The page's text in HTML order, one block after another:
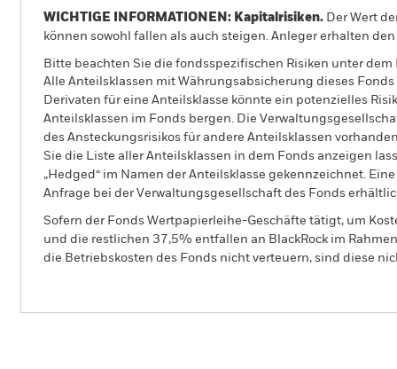
WICHTIGE INFORMATIONEN: Kapitalrisiken. Der Wert
können sowohl fallen als auch steigen. Anleger erhalten
Bitte beachten Sie die fondsspezifischen Risiken unter dem
Alle Anteilsklassen mit Währungsabsicherung dieses
Derivaten für eine Anteilsklasse könnte ein potenzielles
Anteilsklassen im Fonds bergen. Die
des Ansteckungsrisikos für andere Anteilsklassen
Sie die Liste aller Anteilsklassen in dem Fonds anzeigen
„Hedged“ im Namen der Anteilsklasse gekennzeichnet.
Anfrage bei der Verwaltungsgesellschaft des Fonds
Sofern der Fonds Wertpapierleihe-Geschäfte tätigt, um
und die restlichen 37,5% entfallen an BlackRock im
die Betriebskosten des Fonds nicht verteuern, sind diese